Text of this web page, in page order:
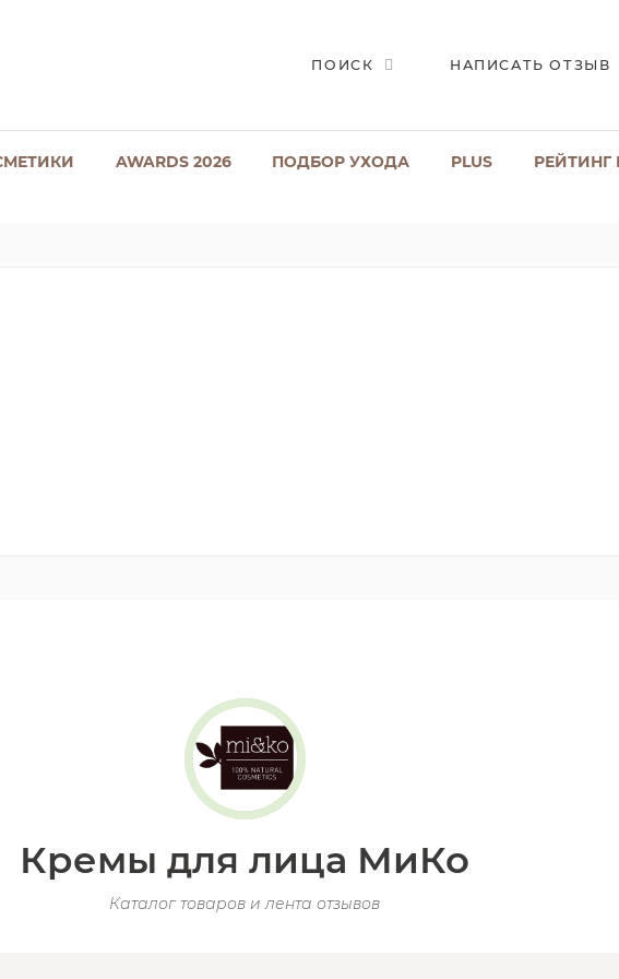
ПОИСК НАПИСАТЬ ОТЗЫВ
AWARDS 2026 ПОДБОР УХОДА PLUS РЕЙТИНГ
Кремы для лица МиКо
Каталог товаров и лента отзывов